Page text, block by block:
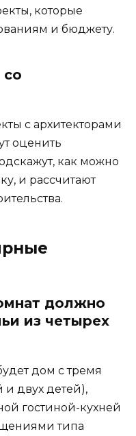
которые
и бюджету.
со
с архитекторами
оценить
как можно
и рассчитают
должно
из четырех
дом с тремя
двух детей),
гостиной-кухней
типа